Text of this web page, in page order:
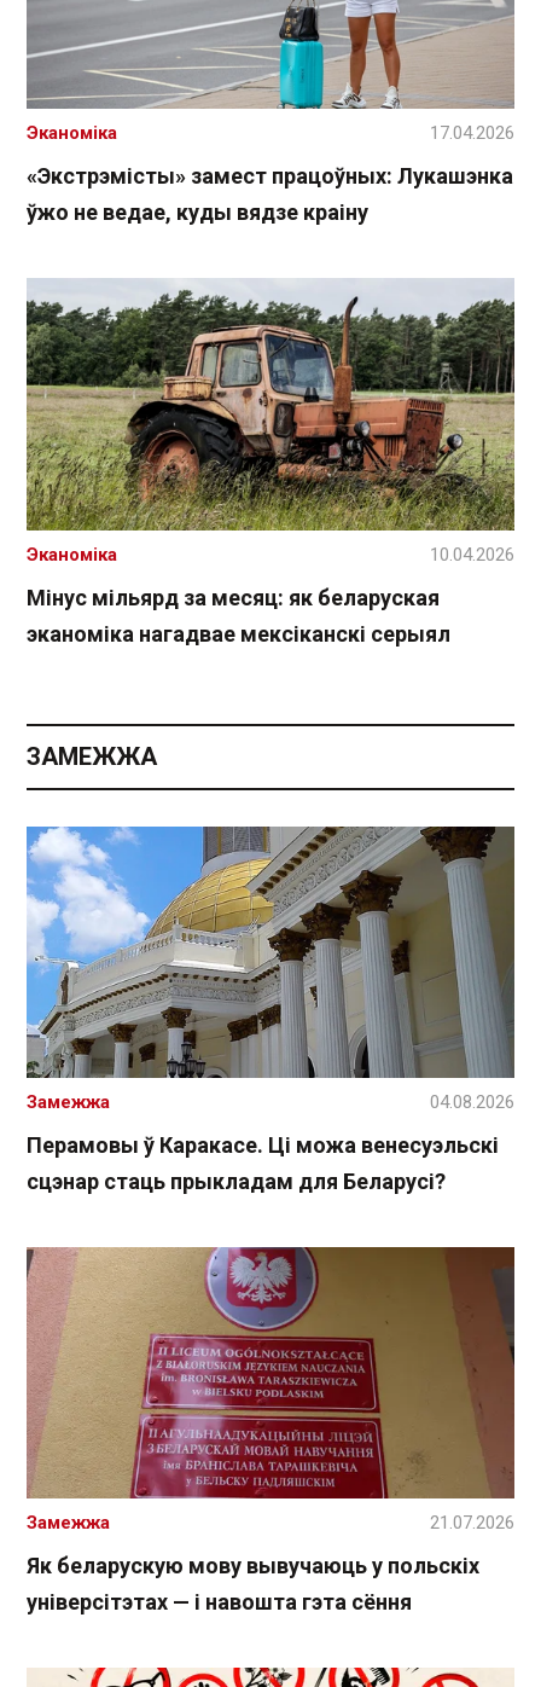
«Экстрэмісты» замест працоўных: Лукашэнка
ўжо не ведае, куды вядзе краіну
Эканоміка 17.04.2026
Мінус мільярд за месяц: як беларуская
эканоміка нагадвае мексіканскі серыял
Эканоміка 10.04.2026
ЗАМЕЖЖА
Перамовы ў Каракасе. Ці можа венесуэльскі
сцэнар стаць прыкладам для Беларусі?
Замежжа 04.08.2026
Як беларускую мову вывучаюць у польскіх
універсітэтах — і навошта гэта сёння
Замежжа 21.07.2026